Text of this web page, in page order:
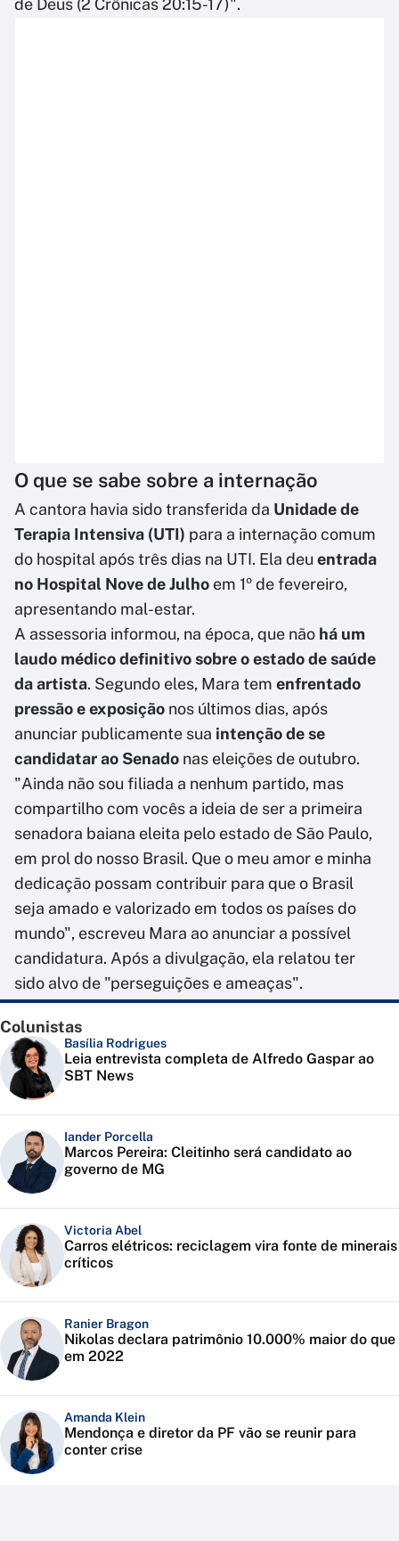
de Deus (2 Crônicas 20:15-17)".
O que se sabe sobre a internação
A cantora havia sido transferida da Unidade de
Terapia Intensiva (UTI) para a internação comum
do hospital após três dias na UTI. Ela deu entrada
no Hospital Nove de Julho em 1º de fevereiro,
apresentando mal-estar.
A assessoria informou, na época, que não há um
laudo médico definitivo sobre o estado de saúde
da artista. Segundo eles, Mara tem enfrentado
pressão e exposição nos últimos dias, após
anunciar publicamente sua intenção de se
candidatar ao Senado nas eleições de outubro.
"Ainda não sou filiada a nenhum partido, mas
compartilho com vocês a ideia de ser a primeira
senadora baiana eleita pelo estado de São Paulo,
em prol do nosso Brasil. Que o meu amor e minha
dedicação possam contribuir para que o Brasil
seja amado e valorizado em todos os países do
mundo", escreveu Mara ao anunciar a possível
candidatura. Após a divulgação, ela relatou ter
sido alvo de "perseguições e ameaças".
Colunistas
Basília Rodrigues
Leia entrevista completa de Alfredo Gaspar ao
SBT News
Iander Porcella
Marcos Pereira: Cleitinho será candidato ao
governo de MG
Victoria Abel
Carros elétricos: reciclagem vira fonte de minerais
críticos
Ranier Bragon
Nikolas declara patrimônio 10.000% maior do que
em 2022
Amanda Klein
Mendonça e diretor da PF vão se reunir para
conter crise